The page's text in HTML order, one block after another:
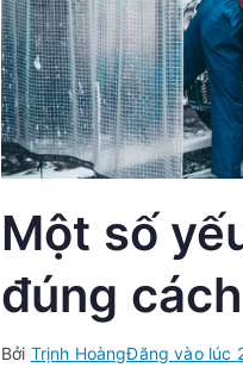
Một số
đúng cách
Bởi Trịnh HoàngĐăng vào lúc